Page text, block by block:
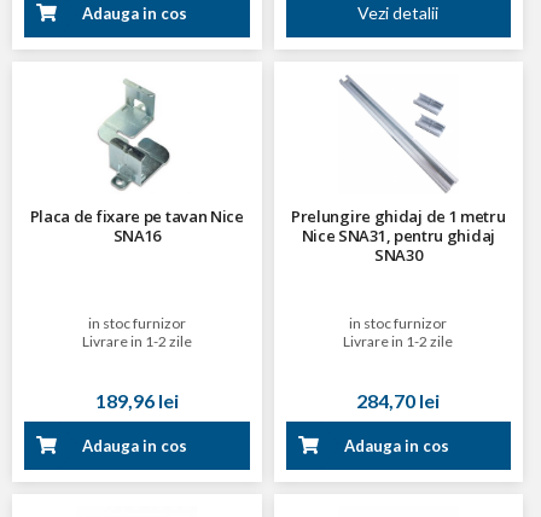
Adauga in cos Vezi detalii
Placa de fixare pe tavan Nice
SNA16
in stoc furnizor
Livrare in 1-2 zile
189,96 lei
Adauga in cos
Prelungire ghidaj de 1 metru
Nice SNA31, pentru ghidaj
SNA30
in stoc furnizor
Livrare in 1-2 zile
284,70 lei
Adauga in cos